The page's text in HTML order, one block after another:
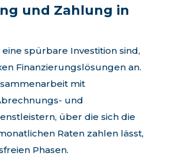
und Zahlung in
spürbare Investition sind,
Finanzierungslösungen an.
mit
und
über die sich die
Raten zahlen lässt,
Phasen.